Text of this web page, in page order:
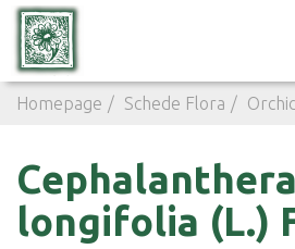
Homepage Schede Flora
Cephalanthera
longifolia (L.)